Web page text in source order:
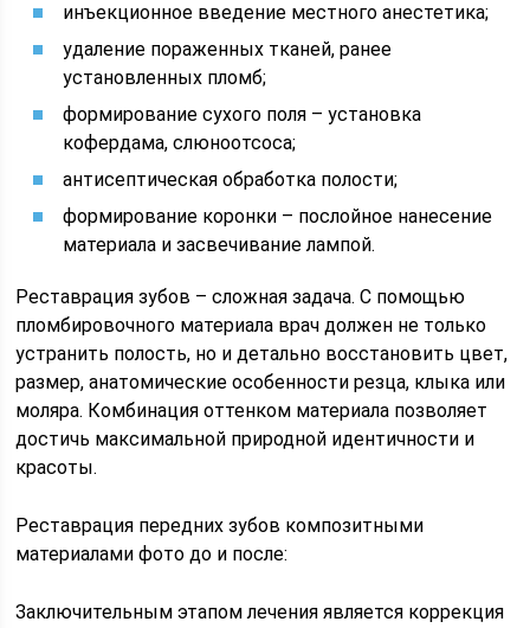
инъекционное введение местного анестетика;
удаление пораженных тканей, ранее
установленных пломб;
формирование сухого поля – установка
кофердама, слюноотсоса;
антисептическая обработка полости;
формирование коронки – послойное нанесение
материала и засвечивание лампой.
Реставрация зубов – сложная задача. С помощью
пломбировочного материала врач должен не только
устранить полость, но и детально восстановить цвет,
размер, анатомические особенности резца, клыка или
моляра. Комбинация оттенком материала позволяет
достичь максимальной природной идентичности и
красоты.
Реставрация передних зубов композитными
материалами фото до и после:
Заключительным этапом лечения является коррекция